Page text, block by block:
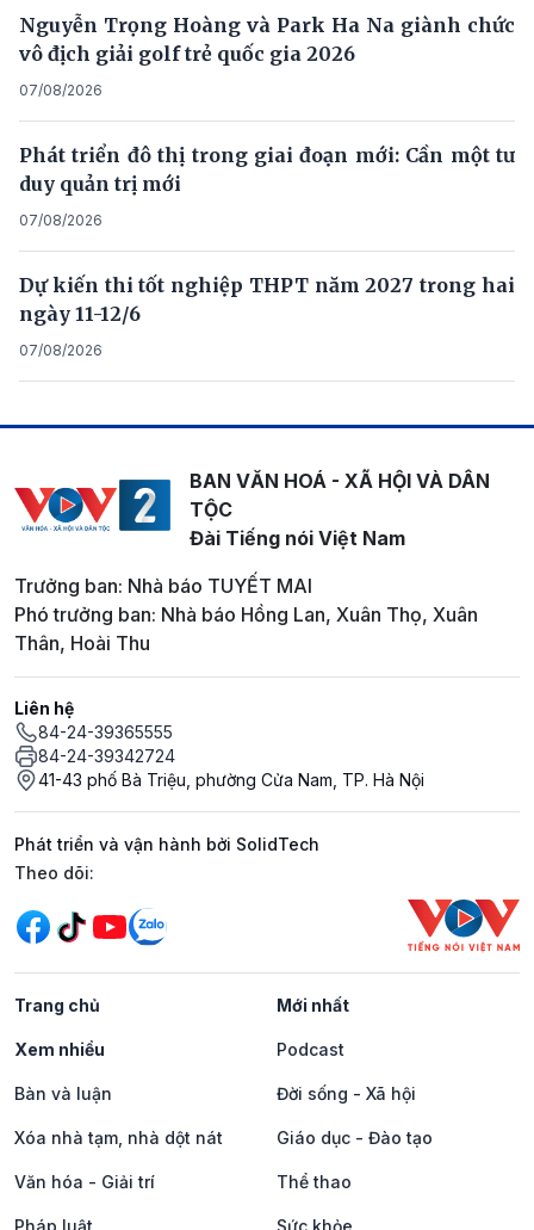
Nguyễn Trọng Hoàng và Park Ha Na giành chức
vô địch giải golf trẻ quốc gia 2026
07/08/2026
Phát triển đô thị trong giai đoạn mới: Cần một tư
duy quản trị mới
07/08/2026
Dự kiến thi tốt nghiệp THPT năm 2027 trong hai
ngày 11-12/6
07/08/2026
BAN VĂN HOÁ - XÃ HỘI VÀ DÂN
TỘC
Đài Tiếng nói Việt Nam
Trưởng ban: Nhà báo TUYẾT MAI
Phó trưởng ban: Nhà báo Hồng Lan, Xuân Thọ, Xuân
Thân, Hoài Thu
Liên hệ
84-24-39365555
84-24-39342724
41-43 phố Bà Triệu, phường Cửa Nam, TP. Hà Nội
Phát triển và vận hành bởi SolidTech
Mạng xã hội
Theo dõi:
Trang chủ Mới nhất
Xem nhiều Podcast
Bàn và luận Đời sống - Xã hội
Xóa nhà tạm, nhà dột nát Giáo dục - Đào tạo
Văn hóa - Giải trí Thể thao